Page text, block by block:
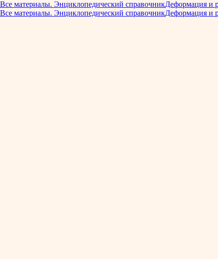
Все материалы. Энциклопедический справочникДеформация и
Все материалы. Энциклопедический справочникДеформация и